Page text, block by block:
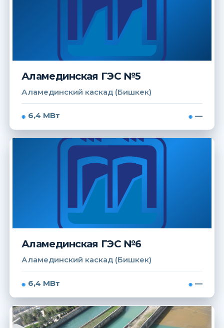
Аламединская ГЭС №5
Аламединский каскад (Бишкек)
6,4 МВт —
Аламединская ГЭС №6
Аламединский каскад (Бишкек)
6,4 МВт —